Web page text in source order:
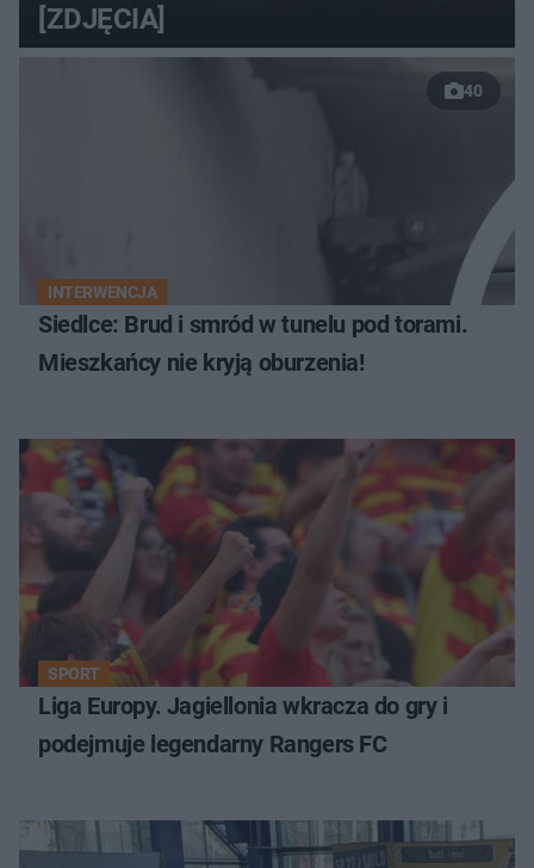
[ZDJĘCIA]
40
INTERWENCJA
Siedlce: Brud i smród w tunelu pod torami.
Mieszkańcy nie kryją oburzenia!
SPORT
Liga Europy. Jagiellonia wkracza do gry i
podejmuje legendarny Rangers FC